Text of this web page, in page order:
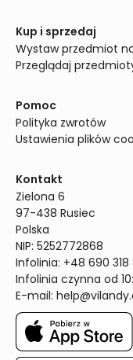
Kup i sprzedaj
Wystaw przedmiot
Przeglądaj
Pomoc
Polityka zwrotów
Ustawienia plików
Kontakt
Zielona 6
97-438 Rusiec
Polska
NIP: 5252772868
Infolinia: +48 690 318
Infolinia czynna od
E-mail: